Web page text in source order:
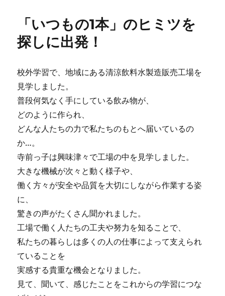
「いつもの1本」のヒミツを
探しに出発！
校外学習で、地域にある清涼飲料水製造販売工場を
見学しました。
普段何気なく手にしている飲み物が、
どのように作られ、
どんな人たちの力で私たちのもとへ届いているの
か…。
寺前っ子は興味津々で工場の中を見学しました。
大きな機械が次々と動く様子や、
働く方々が安全や品質を大切にしながら作業する姿
に、
驚きの声がたくさん聞かれました。
工場で働く人たちの工夫や努力を知ることで、
私たちの暮らしは多くの人の仕事によって支えられ
ていることを
実感する貴重な機会となりました。
見て、聞いて、感じたことをこれからの学習につな